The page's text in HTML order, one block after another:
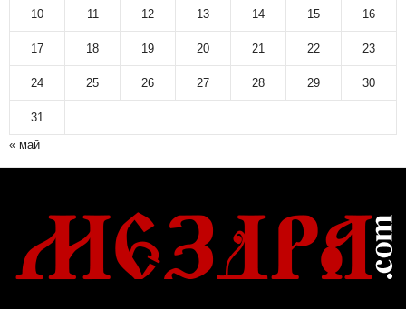
10 11 12 13 14 15 16
17 18 19 20 21 22 23
24 25 26 27 28 29 30
31
« май